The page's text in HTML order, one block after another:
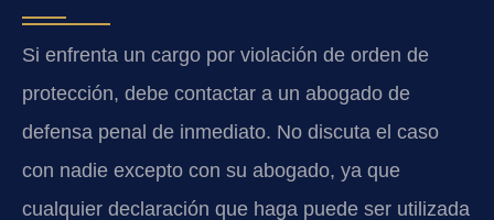
Si enfrenta un cargo por violación de orden de
protección, debe contactar a un abogado de
defensa penal de inmediato. No discuta el caso
con nadie excepto con su abogado, ya que
cualquier declaración que haga puede ser utilizada